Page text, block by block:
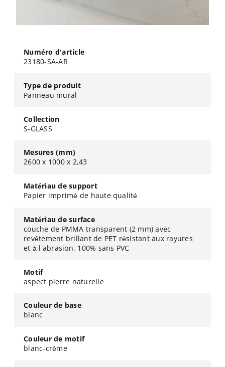
Numéro d’article
23180-SA-AR
Type de produit
Panneau mural
Collection
S-GLASS
Mesures (mm)
2600 x 1000 x 2,43
Matériau de support
Papier imprimé de haute qualité
Matériau de surface
couche de PMMA transparent (2 mm) avec
revêtement brillant de PET résistant aux rayures
et à l’abrasion, 100% sans PVC
Motif
aspect pierre naturelle
Couleur de base
blanc
Couleur de motif
blanc-crème